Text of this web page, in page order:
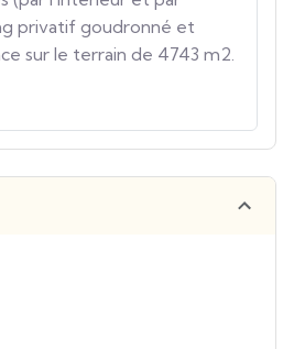
privatif goudronné et
sur le terrain de 4743 m2.